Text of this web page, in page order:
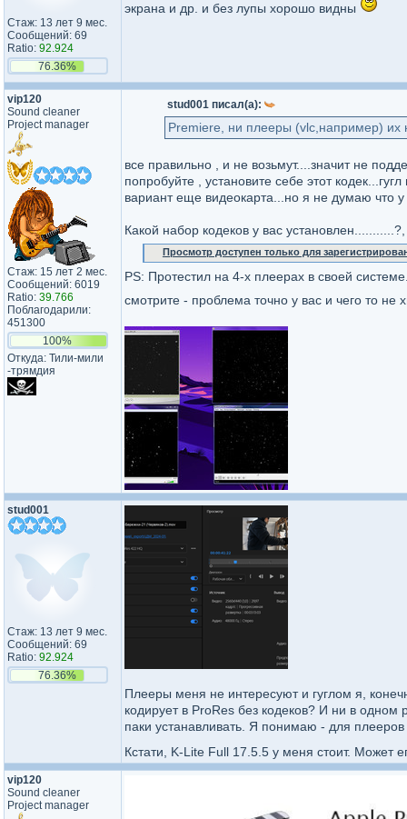
Стаж: 13 лет 9 мес.
Сообщений: 69
Ratio: 92.924
76.36%
экрана и др. и без лупы хорошо видны
vip120
Sound cleaner
Project manager
Стаж: 15 лет 2 мес.
Сообщений: 6019
Ratio: 39.766
Поблагодарили:
451300
100%
Откуда: Тили-мили​
-трямдия​
stud001 писал(а):
Premiere, ни плееры (vlc,например) их
все правильно , и не возьмут....значит не
попробуйте , установите себе этот
вариант еще видеокарта...но я не думаю что
Какой набор кодеков у вас
Просмотр доступен только для
PS: Протестил на 4-х плеерах в своей
смотрите - проблема точно у вас и чего то не
stud001
Стаж: 13 лет 9 мес.
Сообщений: 69
Ratio: 92.924
76.36%
Плееры меня не интересуют и гуглом я,
кодирует в ProRes без кодеков? И ни в одном
паки устанавливать. Я понимаю - для плееров
Кстати, K-Lite Full 17.5.5 у меня стоит. Может
vip120
Sound cleaner
Project manager